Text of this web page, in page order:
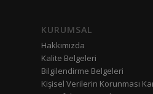
KURUMSAL
Hakkımızda
Kalite Belgeleri
Bilgilendirme Belgeleri
Kişisel Verilerin Korunması